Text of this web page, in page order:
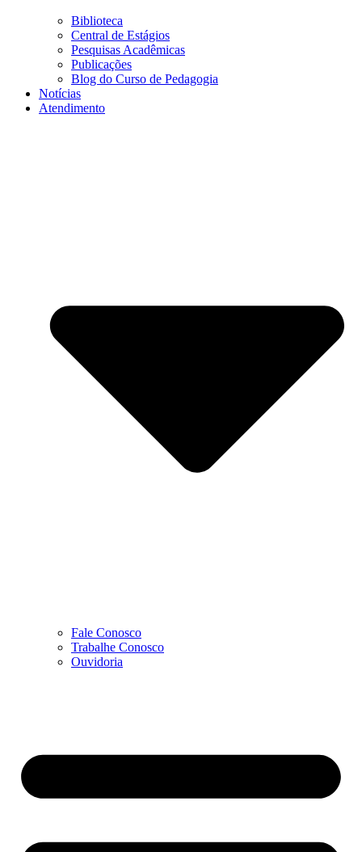
Biblioteca
Central de Estágios
Pesquisas Acadêmicas
Publicações
Blog do Curso de Pedagogia
Notícias
Atendimento
Fale Conosco
Trabalhe Conosco
Ouvidoria